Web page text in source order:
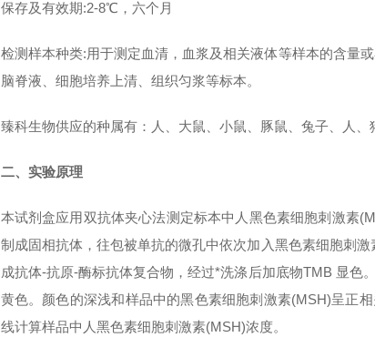
保存及有效期:2-8℃，六个月
检测样本种类:用于测定血清，血浆及相关液体等样本的含量
脑脊液、细胞培养上清、组织匀浆等标本。
臻科生物供应的种属有：人、大鼠、小鼠、豚鼠、兔子、人
二、实验原理
本试剂盒应用双抗体夹心法测定标本中人 黑色素细胞刺激素
制成固相抗体，往包被单抗的微孔中依次加入黑色素细胞刺激
成抗体-抗原-酶标抗体复合物，经过*洗涤后加底物TMB 显色
黄色。颜色的深浅和样品中的黑色素细胞刺激素(MSH)呈正
线计算样品中人 黑色素细胞刺激素(MSH)浓度。